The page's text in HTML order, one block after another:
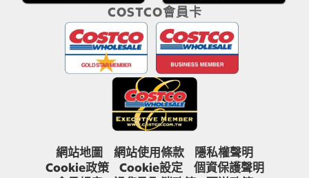
COSTCO會員卡
網站地圖 網站使用條款
隱私權聲明
Cookie政策
Cookie設定
個資保護聲明